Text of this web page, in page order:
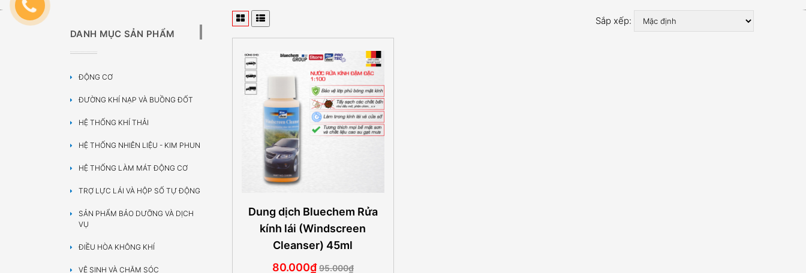
DANH MỤC SẢN PHẨM
ĐỘNG CƠ
ĐƯỜNG KHÍ NẠP VÀ BUỒNG ĐỐT
HỆ THỐNG KHÍ THẢI
HỆ THỐNG NHIÊN LIỆU - KIM PHUN
HỆ THỐNG LÀM MÁT ĐỘNG CƠ
TRỢ LỰC LÁI VÀ HỘP SỐ TỰ ĐỘNG
SẢN PHẨM BẢO DƯỠNG VÀ DỊCH
VỤ
ĐIỀU HÒA KHÔNG KHÍ
VỆ SINH VÀ CHĂM SÓC
Sắp xếp:
Dung dịch Bluechem Rửa
kính lái (Windscreen
Cleanser) 45ml
80.000₫ 95.000₫